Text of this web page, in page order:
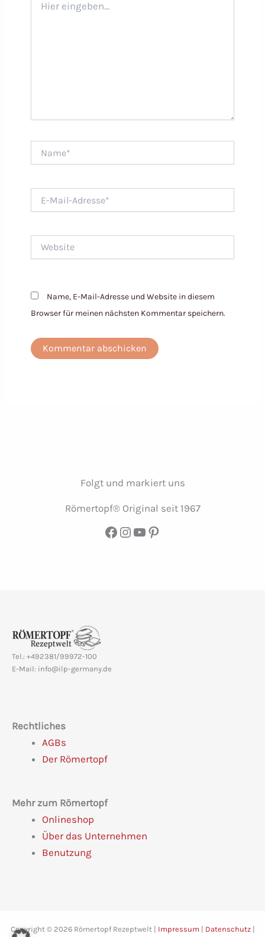
eingeben…
Mail-
Name, E-Mail-Adresse und Website in diesem
Browser für meinen nächsten Kommentar speichern.
Folgt und markiert uns
Römertopf® Original seit 1967
Facebook
Instagram
YouTube
Pinterest
Tel.: +492381/99972-100
E-Mail: info@ilp-germany.de
Rechtliches
AGBs
Der Römertopf
Mehr zum Römertopf
Onlineshop
Über das Unternehmen
Benutzung
Copyright © 2026 Römertopf Rezeptwelt | Impressum Datenschutz|